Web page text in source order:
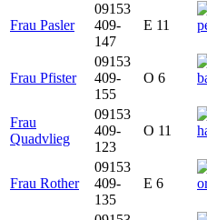
Frau Pasler
09153
409-
147
E 11
Frau Pfister
09153
409-
155
O 6
Frau
Quadvlieg
09153
409-
123
O 11
Frau Rother
09153
409-
135
E 6